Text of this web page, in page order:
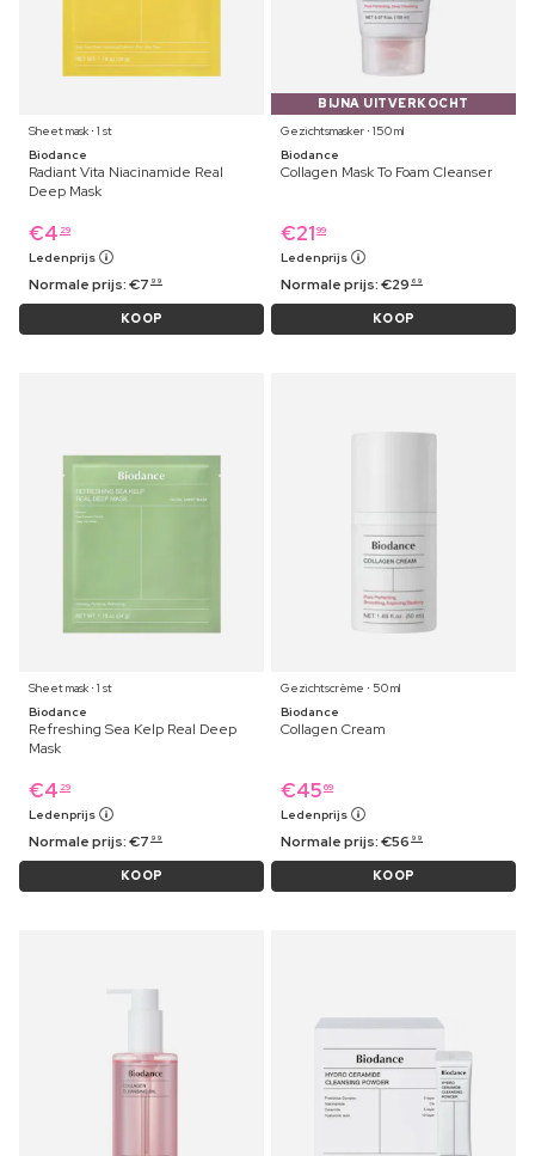
Sheet mask ⋅ 1 st
Biodance
Radiant Vita Niacinamide Real
Deep Mask
€4 29
Ledenprijs
Normale prijs:€7 99
KOOP
BIJNA UITVERKOCHT
Gezichtsmasker ⋅ 150 ml
Biodance
Collagen Mask To Foam Cleanser
€21 99
Ledenprijs
Normale prijs:€29 69
KOOP
Sheet mask ⋅ 1 st
Biodance
Refreshing Sea Kelp Real Deep
Mask
€4 29
Ledenprijs
Normale prijs:€7 99
KOOP
Gezichtscrème ⋅ 50 ml
Biodance
Collagen Cream
€45 69
Ledenprijs
Normale prijs:€56 99
KOOP